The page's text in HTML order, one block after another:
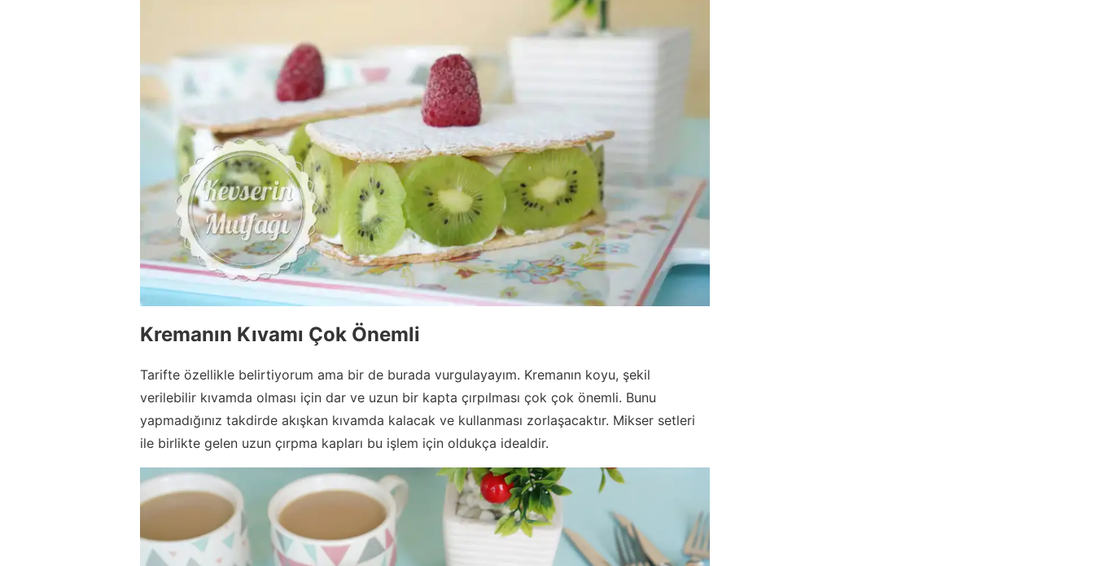
Kremanın Kıvamı Çok Önemli
Tarifte özellikle belirtiyorum ama bir de burada vurgulayayım. Kremanın koyu, şekil
verilebilir kıvamda olması için dar ve uzun bir kapta çırpılması çok çok önemli. Bunu
yapmadığınız takdirde akışkan kıvamda kalacak ve kullanması zorlaşacaktır. Mikser setleri
ile birlikte gelen uzun çırpma kapları bu işlem için oldukça idealdir.